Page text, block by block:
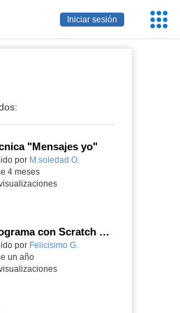
Iniciar sesión
"Mensajes yo"
educativo.
por M.soledad O.
4 meses
Programa con Scratch y cambia los efectos gráficos y reinícialos cuando se igualen dos variables.
educativo.
por Felicisimo G.
un año